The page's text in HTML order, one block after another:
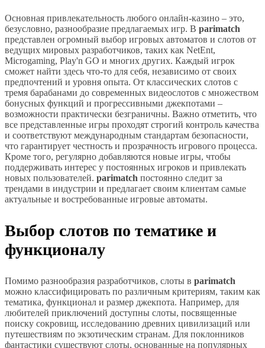
Основная привлекательность любого онлайн-казино – это,
безусловно, разнообразие предлагаемых игр. В parimatch
представлен огромный выбор игровых автоматов и слотов от
ведущих мировых разработчиков, таких как NetEnt,
Microgaming, Play'n GO и многих других. Каждый игрок
сможет найти здесь что-то для себя, независимо от своих
предпочтений и уровня опыта. От классических слотов с
тремя барабанами до современных видеослотов с множеством
бонусных функций и прогрессивными джекпотами –
возможности практически безграничны. Важно отметить, что
все представленные игры проходят строгий контроль качества
и соответствуют международным стандартам безопасности,
что гарантирует честность и прозрачность игрового процесса.
Кроме того, регулярно добавляются новые игры, чтобы
поддерживать интерес у постоянных игроков и привлекать
новых пользователей. parimatch постоянно следит за
трендами в индустрии и предлагает своим клиентам самые
актуальные и востребованные игровые автоматы.
Выбор слотов по тематике и
функционалу
Помимо разнообразия разработчиков, слоты в parimatch
можно классифицировать по различным критериям, таким как
тематика, функционал и размер джекпота. Например, для
любителей приключений доступны слоты, посвященные
поиску сокровищ, исследованию древних цивилизаций или
путешествиям по экзотическим странам. Для поклонников
фантастики существуют слоты, основанные на популярных